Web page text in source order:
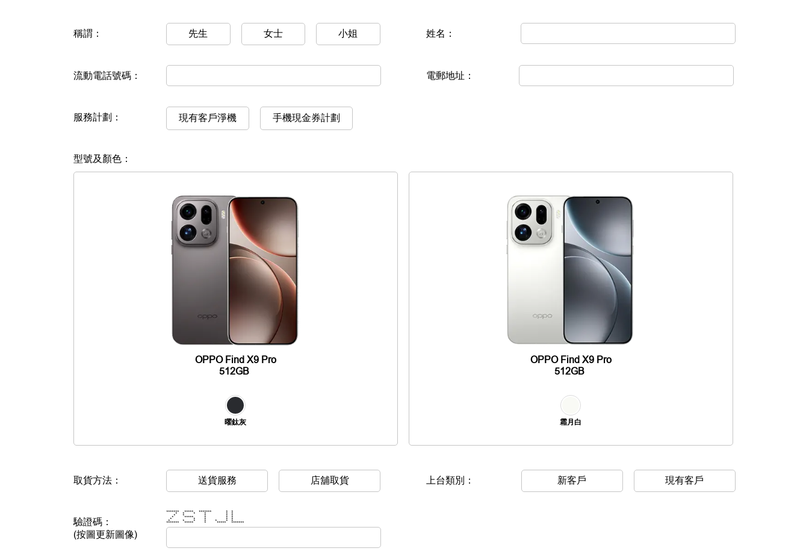
稱謂： 先生 女士 小姐 姓名：
流動電話號碼： 電郵地址：
服務計劃： 現有客戶淨機 手機現金券計劃
型號及顏色：
OPPO Find X9 Pro
512GB
曜鈦灰
OPPO Find X9 Pro
512GB
霜月白
取貨方法： 送貨服務 店舖取貨 上台類別： 新客戶 現有客戶
驗證碼：
(按圖更新圖像)
******* ***** ******* * *
* * * * * *
* * * * *
* ***** * * *
* * * * *
* * * * * * *
******* ***** * ***** *******